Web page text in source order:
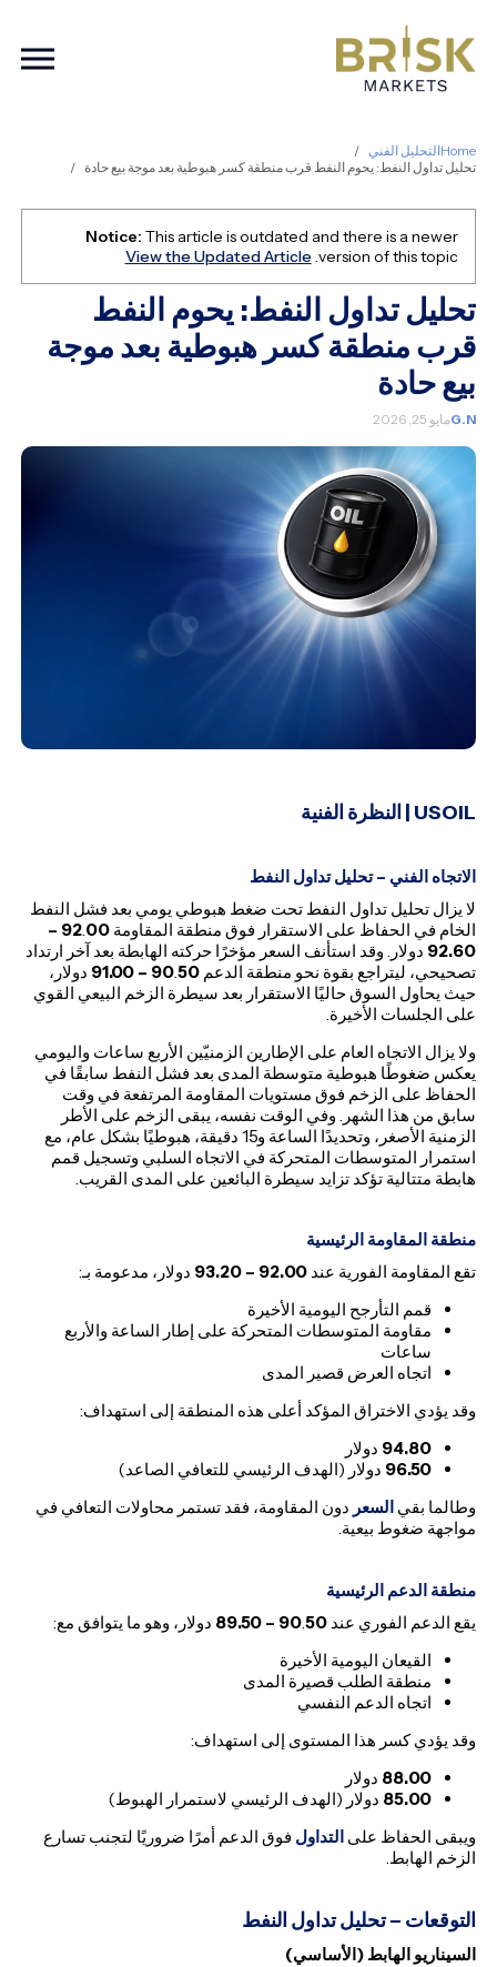
Homeالتحليل الفني
تحليل تداول النفط: يحوم النفط قرب منطقة كسر هبوطية بعد موجة بيع حادة
Notice: This article is outdated and there is a newer
version of this topic.
View the Updated Article
تحليل تداول النفط: يحوم النفط
قرب منطقة كسر هبوطية بعد موجة
بيع حادة
G.Nمايو 25, 2026
USOIL | النظرة الفنية
الاتجاه الفني – تحليل تداول النفط
لا يزال تحليل تداول النفط تحت ضغط هبوطي يومي بعد فشل النفط
الخام في الحفاظ على الاستقرار فوق منطقة المقاومة
92.
00 –
92.60 دولار. وقد استأنف السعر مؤخرًا حركته الهابطة بعد آخر ارتداد
تصحيحي، ليتراجع بقوة نحو منطقة الدعم
90.50 – 91.00
دولار،
حيث يحاول السوق حاليًا الاستقرار بعد سيطرة الزخم البيعي القوي
على الجلسات الأخيرة.
ولا يزال الاتجاه العام على الإطارين الزمنيّين الأربع ساعات واليومي
يعكس ضغوطًا هبوطية متوسطة المدى بعد فشل النفط سابقًا في
الحفاظ على الزخم فوق مستويات المقاومة المرتفعة في وقت
سابق من هذا الشهر. وفي الوقت نفسه، يبقى الزخم على الأطر
الزمنية الأصغر، وتحديدًا الساعة و15 دقيقة، هبوطيًا بشكل عام، مع
استمرار المتوسطات المتحركة في الاتجاه السلبي وتسجيل قمم
هابطة متتالية تؤكد تزايد سيطرة البائعين على المدى القريب.
منطقة المقاومة الرئيسية
تقع المقاومة الفورية عند92.00 – 93.20
دولار، مدعومة بـ:
قمم التأرجح اليومية الأخيرة
مقاومة المتوسطات المتحركة على إطار الساعة والأربع
ساعات
اتجاه العرض قصير المدى
وقد يؤدي الاختراق المؤكد أعلى هذه المنطقة إلى استهداف:
94.80 دولار
96.50 دولار (الهدف الرئيسي للتعافي الصاعد)
وطالما بقي السعر دون المقاومة، فقد تستمر محاولات التعافي في
مواجهة ضغوط بيعية.
منطقة الدعم الرئيسية
يقع الدعم الفوري عند
90.50 –
89.50 دولار، وهو ما يتوافق مع:
القيعان اليومية الأخيرة
منطقة الطلب قصيرة المدى
اتجاه الدعم النفسي
وقد يؤدي كسر هذا المستوى إلى استهداف:
88.00 دولار
85.00 دولار (الهدف الرئيسي لاستمرار الهبوط)
ويبقى الحفاظ علىالتداول فوق الدعم أمرًا ضروريًا لتجنب تسارع
الزخم الهابط.
التوقعات – تحليل تداول النفط
السيناريو الهابط (الأساسي)